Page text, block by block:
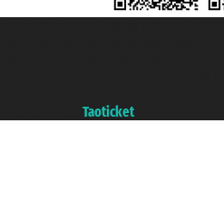
Taoticket